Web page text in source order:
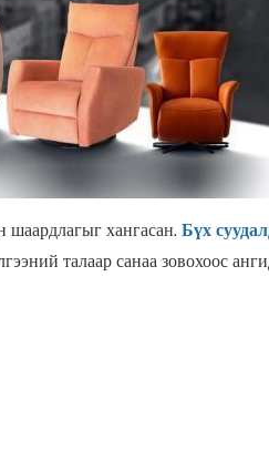
хангасан.Бүх
талаар санаа зовохоос